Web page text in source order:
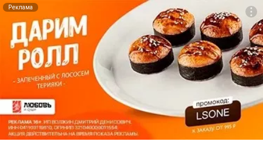
Реклама